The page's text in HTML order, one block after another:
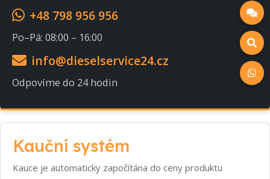
+48 798 956 956
Po–Pá: 08:00 – 16:00
info@dieselservice24.cz
Odpovíme do 24 hodin
Kauční systém
Kauce je automaticky započítána do ceny produktu